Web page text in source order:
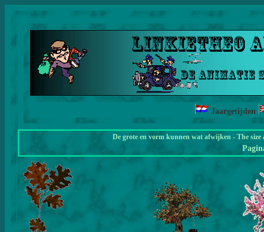
Jaargetijden
De grote en vorm kunnen wat afwijken - The